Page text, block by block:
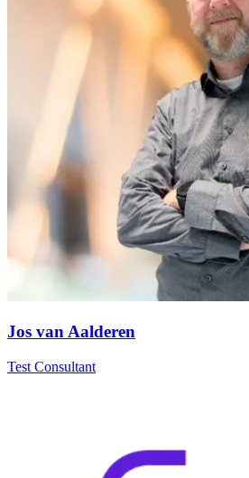
Jos van Aalderen
Test Consultant